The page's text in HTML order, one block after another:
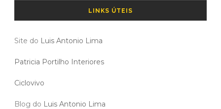
LINKS ÚTEIS
Site do Luis Antonio Lima
Patricia Portilho Interiores
Ciclovivo
Blog do Luis Antonio Lima